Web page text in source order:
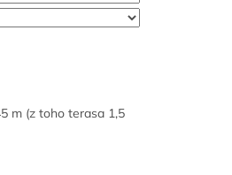
m (z toho terasa 1,5